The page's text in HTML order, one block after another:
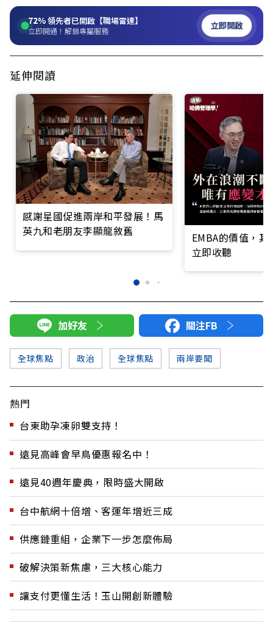
72%領先者已開啟【職場雷達】
立即開通！解鎖專屬服務 立即開啟
延伸閱讀
感謝星國促進兩岸和平發展！馬
英九和老朋友李顯龍敘舊
EMBA的價值，
立即收聽
加好友 關注FB
全球焦點 政治 全球焦點 兩岸要聞
熱門
台東助孕凍卵雙支持！
遠見高峰會早鳥優惠報名中！
遠見40週年慶典，限時盛大開啟
台中航網十倍增、客運年增近三成
供應鏈重組，企業下一步怎麼佈局
破解決策新焦慮，三大核心能力
讓支付更懂生活！玉山開創新體驗